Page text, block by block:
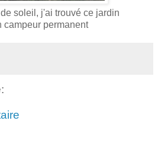
soleil, j'ai trouvé ce jardin
campeur permanent